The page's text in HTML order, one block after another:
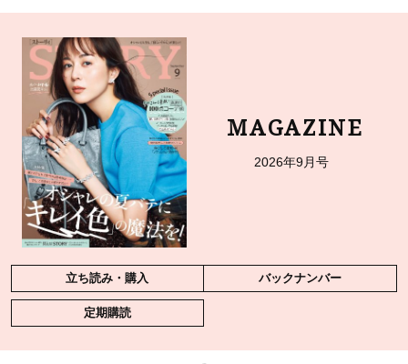
MAGAZINE
2026年9月号
立ち読み・購入 バックナンバー
定期購読